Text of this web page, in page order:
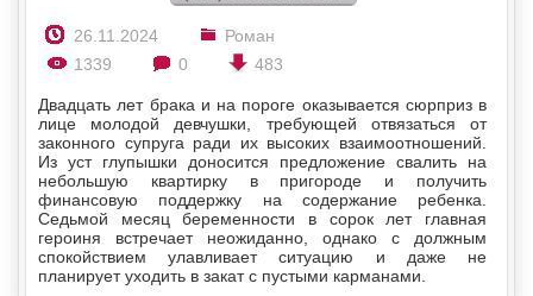
26.11.2024
Роман
1339
0 483
Двадцать лет брака и на пороге оказывается сюрприз в
лице молодой девчушки, требующей отвязаться от
законного супруга ради их высоких взаимоотношений.
Из уст глупышки доносится предложение свалить на
небольшую квартирку в пригороде и получить
финансовую поддержку на содержание ребенка.
Седьмой месяц беременности в сорок лет главная
героиня встречает неожиданно, однако с должным
спокойствием улавливает ситуацию и даже не
планирует уходить в закат с пустыми карманами.